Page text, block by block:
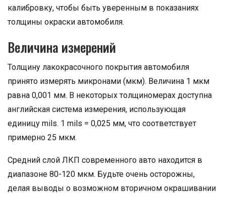
калибровку, чтобы быть уверенным в показаниях
толщины окраски автомобиля.
Величина измерений
Толщину лакокрасочного покрытия автомобиля
принято измерять микронами (мкм). Величина 1 мкм
равна 0,001 мм. В некоторых толщиномерах доступна
английская система измерения, использующая
единицу mils. 1 mils = 0,025 мм, что соответствует
примерно 25 мкм.
Средний слой ЛКП современного авто находится в
диапазоне 80-120 мкм. Будьте очень осторожны,
делая выводы о возможном вторичном окрашивании